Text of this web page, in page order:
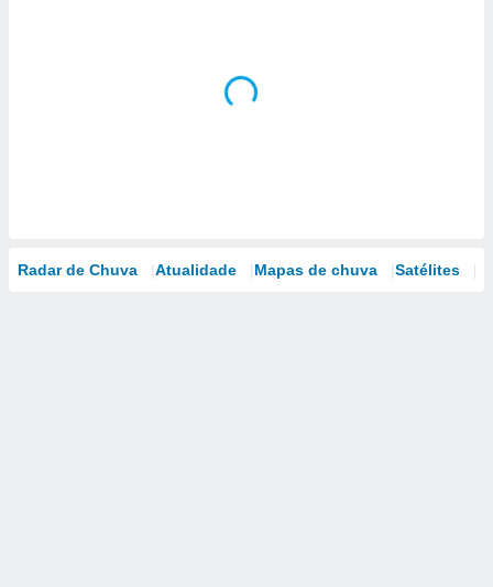
Radar de Chuva Atualidade Mapas de chuva Satélites